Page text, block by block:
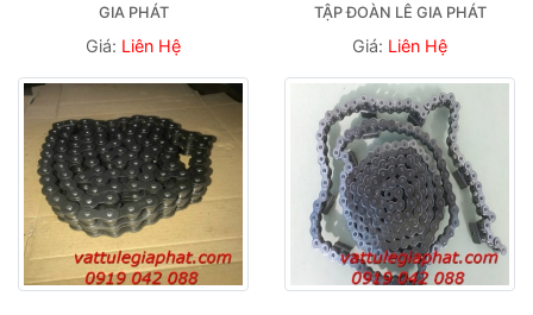
GIA PHÁT
Giá: Liên Hệ
TẬP ĐOÀN LÊ GIA PHÁT
Giá: Liên Hệ